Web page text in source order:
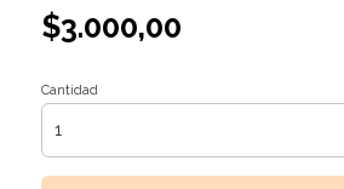
$3.000,00
Cantidad